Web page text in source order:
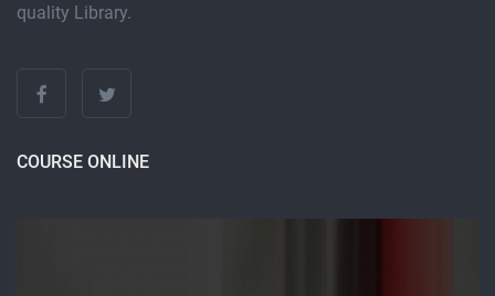
quality Library.
COURSE ONLINE